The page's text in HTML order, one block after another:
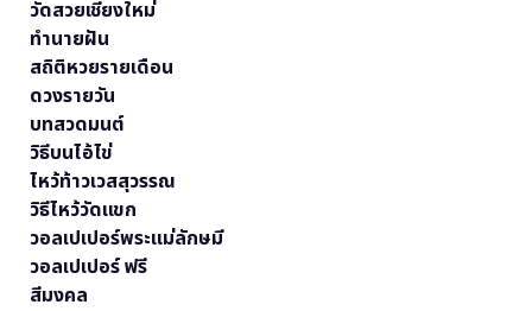
วัดสวยเชียงใหม่
ทำนายฝัน
สถิติหวยรายเดือน
ดวงรายวัน
บทสวดมนต์
วิธีบนไอ้ไข่
ไหว้ท้าวเวสสุวรรณ
วิธีไหว้วัดแขก
วอลเปเปอร์พระแม่ลักษมี
วอลเปเปอร์ ฟรี
สีมงคล